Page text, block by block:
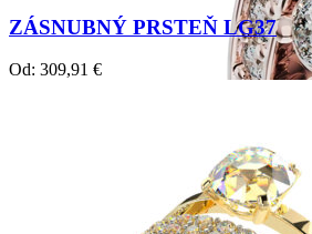
ZÁSNUBNÝ PRSTEŇ LG37
Od: 309,91 €